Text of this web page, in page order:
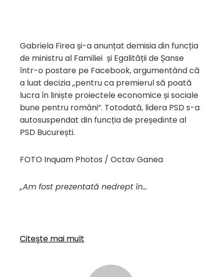
Gabriela Firea și-a anunțat demisia din funcția
de ministru al Familiei și Egalității de Șanse
într-o postare pe Facebook, argumentând că
a luat decizia „pentru ca premierul să poată
lucra în liniște proiectele economice și sociale
bune pentru români”. Totodată, lidera PSD s-a
autosuspendat din funcția de președinte al
PSD București.
FOTO Inquam Photos / Octav Ganea
„Am fost prezentată nedrept în…
Citeşte mai mult